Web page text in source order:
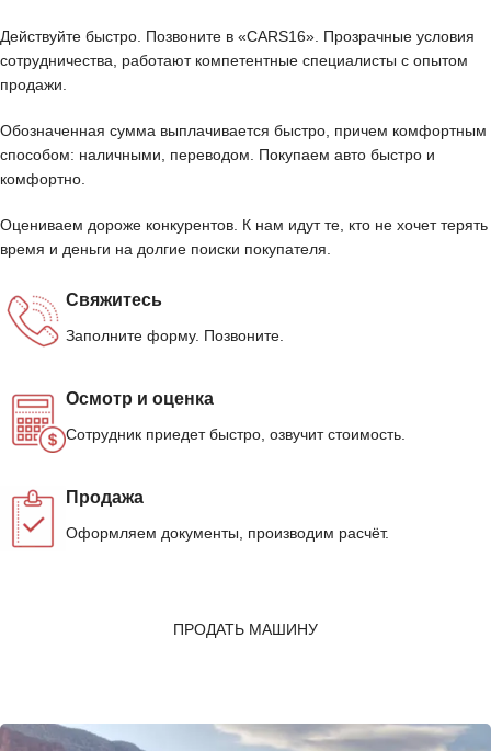
Действуйте быстро. Позвоните в «CARS16». Прозрачные условия
сотрудничества, работают компетентные специалисты с опытом
продажи.
Обозначенная сумма выплачивается быстро, причем комфортным
способом: наличными, переводом. Покупаем авто быстро и
комфортно.
Оцениваем дороже конкурентов. К нам идут те, кто не хочет терять
время и деньги на долгие поиски покупателя.
Свяжитесь
Заполните форму. Позвоните.
Осмотр и оценка
Сотрудник приедет быстро, озвучит стоимость.
Продажа
Оформляем документы, производим расчёт.
ПРОДАТЬ МАШИНУ